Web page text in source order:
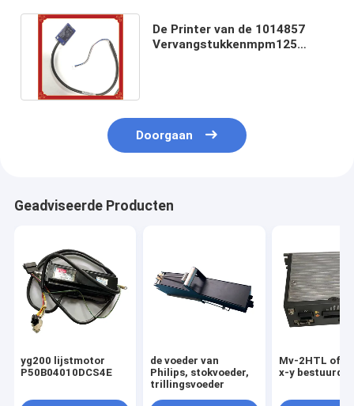
De Printer van de 1014857
Vervangstukkenmpm125
Doorgaan
Geadviseerde Producten
yg200 lijstmotor
P50B04010DCS4E
de voeder van
Philips, stokvoeder,
trillingsvoeder
Mv-2HTL off-
x-y bestuurder